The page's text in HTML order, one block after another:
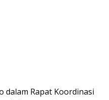
dalam Rapat Koordinasi